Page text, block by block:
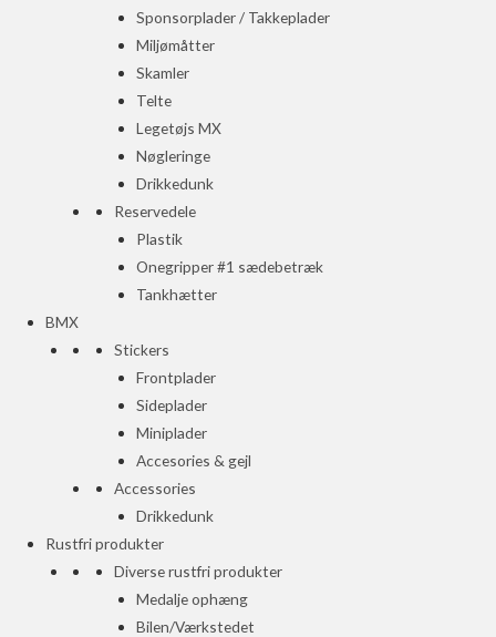
Sponsorplader / Takkeplader
Miljømåtter
Skamler
Telte
Legetøjs MX
Nøgleringe
Drikkedunk
Reservedele
Plastik
Onegripper #1 sædebetræk
Tankhætter
BMX
Stickers
Frontplader
Sideplader
Miniplader
Accesories & gejl
Accessories
Drikkedunk
Rustfri produkter
Diverse rustfri produkter
Medalje ophæng
Bilen/Værkstedet